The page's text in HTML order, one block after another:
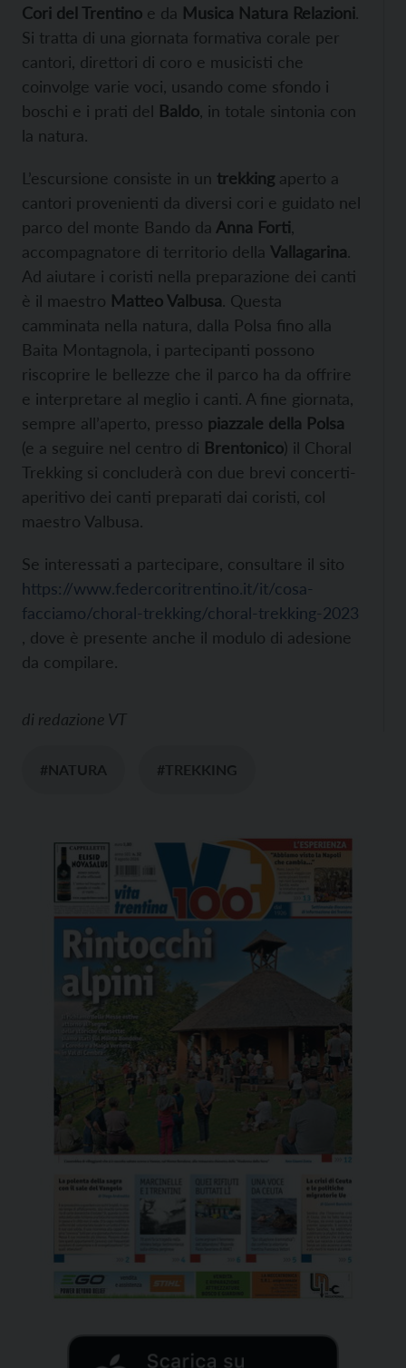
Cori del Trentino e da Musica Natura Relazioni.
Si tratta di una giornata formativa corale per
cantori, direttori di coro e musicisti che
coinvolge varie voci, usando come sfondo i
boschi e i prati del Baldo , in totale sintonia con
la natura.
L’escursione consiste in un trekking aperto a
cantori provenienti da diversi cori e guidato nel
parco del monte Bando da Anna Forti
accompagnatore di territorio della Vallagarina.
Ad aiutare i coristi nella preparazione dei canti
è il maestro Matteo Valbusa. Questa
camminata nella natura, dalla Polsa fino alla
Baita Montagnola, i partecipanti possono
riscoprire le bellezze che il parco ha da offrire
e interpretare al meglio i canti. A fine giornata,
sempre all’aperto, presso piazzale della Polsa
(e a seguire nel centro di Brentonico) il Choral
Trekking si concluderà con due brevi concerti-
aperitivo dei canti preparati dai coristi, col
maestro Valbusa.
Se interessati a partecipare, consultare il sito
https://www.federcoritrentino.it/it/cosa-
facciamo/choral-trekking/choral-trekking-2023
, dove è presente anche il modulo di adesione
da compilare.
di redazione VT
#NATURA #TREKKING